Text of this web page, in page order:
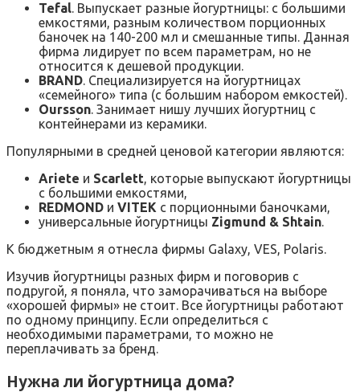
Tefal. Выпускает разные йогуртницы: с большими
емкостями, разным количеством порционных
баночек на 140-200 мл и смешанные типы. Данная
фирма лидирует по всем параметрам, но не
относится к дешевой продукции.
BRAND. Специализируется на йогуртницах
«семейного» типа (с большим набором емкостей).
Oursson. Занимает нишу лучших йогуртниц с
контейнерами из керамики.
Популярными в средней ценовой категории являются:
Ariete и Scarlett, которые выпускают йогуртницы
с большими емкостями,
REDMOND и VITEK с порционными баночками,
универсальные йогуртницы Zigmund & Shtain.
К бюджетным я отнесла фирмы Galaxy, VES, Polaris.
Изучив йогуртницы разных фирм и поговорив с
подругой, я поняла, что заморачиваться на выборе
«хорошей фирмы» не стоит. Все йогуртницы работают
по одному принципу. Если определиться с
необходимыми параметрами, то можно не
переплачивать за бренд.
Нужна ли йогуртница дома?